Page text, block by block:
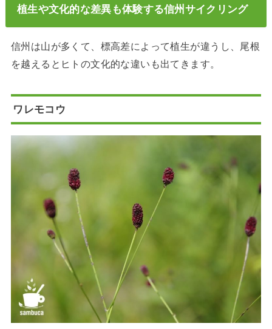
植生や文化的な差異も体験する信州サイクリング
信州は山が多くて、標高差によって植生が違うし、尾根
を越えるとヒトの文化的な違いも出てきます。
ワレモコウ